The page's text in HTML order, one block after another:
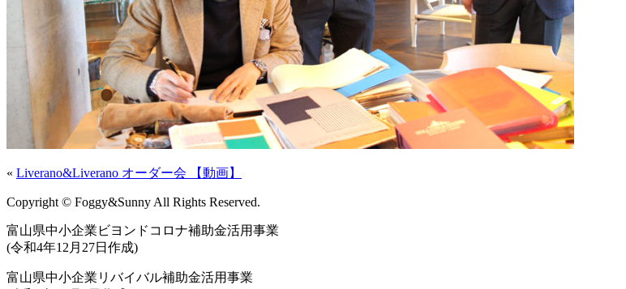
« Liverano&Liverano オーダー会 【動画】
Copyright © Foggy&Sunny All Rights Reserved.
富山県中小企業ビヨンドコロナ補助金活用事業
(令和4年12月27日作成)
富山県中小企業リバイバル補助金活用事業